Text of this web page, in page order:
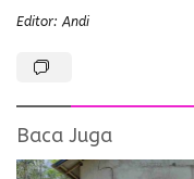
Editor: Andi
Baca Juga